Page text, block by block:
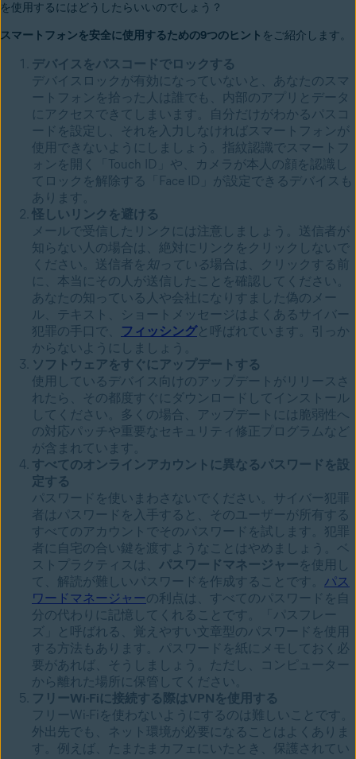
を使用するにはどうしたらいいのでしょう？
スマートフォンを安全に使用するための9つのヒント をご紹介します。
デバイスをパスコードでロックする
デバイスロックが有効になっていないと、あなたのスマ
ートフォンを拾った人は誰でも、内部のアプリとデータ
にアクセスできてしまいます。自分だけがわかるパスコ
ードを設定し、それを入力しなければスマートフォンが
使用できないようにしましょう。指紋認識でスマートフ
ォンを開く「Touch ID」や、カメラが本人の顔を認識し
てロックを解除する「Face ID」が設定できるデバイスも
あります。
怪しいリンクを避ける
メールで受信したリンクには注意しましょう。送信者が
知らない人の場合は、絶対にリンクをクリックしないで
ください。送信者を 知っている場合は、クリックする前
に、本当にその人が送信したことを確認してください。
あなたの知っている人や会社になりすました偽のメー
ル、テキスト、ショートメッセージはよくあるサイバー
犯罪の手口で、
フィッシングと呼ばれています。引っか
からないようにしましょう。
ソフトウェアをすぐにアップデートする
使用しているデバイス向けのアップデートがリリースさ
れたら、その都度すぐにダウンロードしてインストール
してください。多くの場合、アップデートには脆弱性へ
の対応パッチや重要なセキュリティ修正プログラムなど
が含まれています。
すべてのオンラインアカウントに異なるパスワードを設
定する
パスワードを使いまわさないでください。サイバー犯罪
者はパスワードを入手すると、そのユーザーが所有する
すべてのアカウントでそのパスワードを試します。犯罪
者に自宅の合い鍵を渡すようなことはやめましょう。ベ
ストプラクティスは、 パスワードマネージャー を使用し
て、解読が難しいパスワードを作成することです。 パス
ワードマネージャーの利点は、すべてのパスワードを自
分の代わりに記憶してくれることです。「パスフレー
ズ」と呼ばれる、覚えやすい文章型のパスワードを使用
する方法もあります。パスワードを紙にメモしておく必
要があれば、そうしましょう。ただし、コンピューター
から離れた場所に保管してください。
フリーWi-Fiに接続する際はVPNを使用する
フリーWi-Fiを使わないようにするのは難しいことです。
外出先でも、ネット環境が必要になることはよくありま
す。例えば、たまたまカフェにいたとき、保護されてい